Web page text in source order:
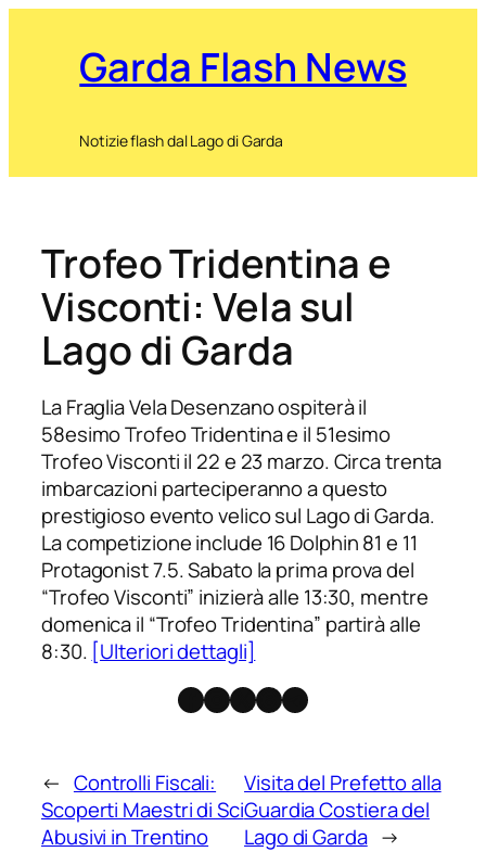
Garda Flash News
Notizie flash dal Lago di Garda
Trofeo Tridentina e
Visconti: Vela sul
Lago di Garda
La Fraglia Vela Desenzano ospiterà il
58esimo Trofeo Tridentina e il 51esimo
Trofeo Visconti il 22 e 23 marzo. Circa trenta
imbarcazioni parteciperanno a questo
prestigioso evento velico sul Lago di Garda.
La competizione include 16 Dolphin 81 e 11
Protagonist 7.5. Sabato la prima prova del
“Trofeo Visconti” inizierà alle 13:30, mentre
domenica il “Trofeo Tridentina” partirà alle
8:30. [Ulteriori dettagli]
Facebook
Instagram
X Threads
Telegram
← Controlli Fiscali:
Scoperti Maestri di Sci
Abusivi in Trentino
Visita del Prefetto alla
Guardia Costiera del
Lago di Garda →